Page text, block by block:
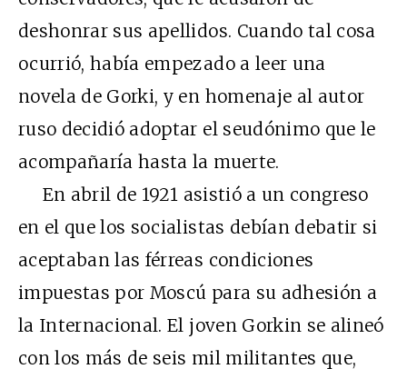
deshonrar sus apellidos. Cuando tal cosa
ocurrió, había empezado a leer una
novela de Gorki, y en homenaje al autor
ruso decidió adoptar el seudónimo que le
acompañaría hasta la muerte.
En abril de 1921 asistió a un congreso
en el que los socialistas debían debatir si
aceptaban las férreas condiciones
impuestas por Moscú para su adhesión a
la Internacional. El joven Gorkin se alineó
con los más de seis mil militantes que,